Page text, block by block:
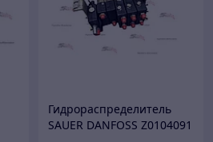
Гидрораспределитель
SAUER DANFOSS Z0104091